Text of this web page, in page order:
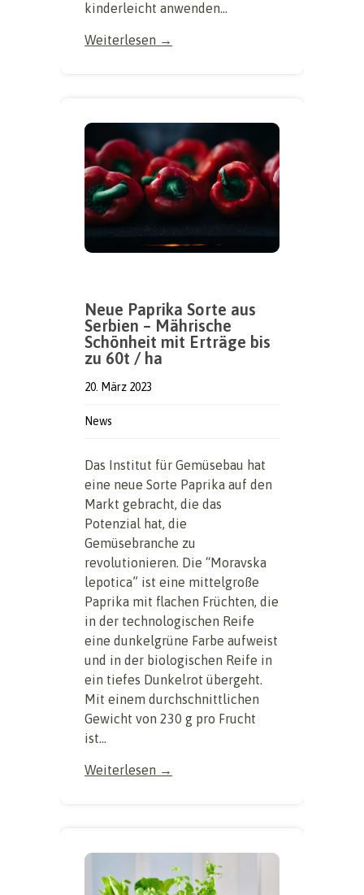
kinderleicht anwenden...
Weiterlesen →
Neue Paprika Sorte aus
Serbien – Mährische
Schönheit mit Erträge bis
zu 60t / ha
20. März 2023
News
Das Institut für Gemüsebau hat
eine neue Sorte Paprika auf den
Markt gebracht, die das
Potenzial hat, die
Gemüsebranche zu
revolutionieren. Die “Moravska
lepotica” ist eine mittelgroße
Paprika mit flachen Früchten, die
in der technologischen Reife
eine dunkelgrüne Farbe aufweist
und in der biologischen Reife in
ein tiefes Dunkelrot übergeht.
Mit einem durchschnittlichen
Gewicht von 230 g pro Frucht
ist...
Weiterlesen →